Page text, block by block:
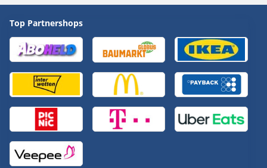
Top Partnershops